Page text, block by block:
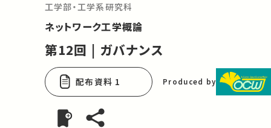
工学部・工学系研究科
ネットワーク工学概論
第12回 | ガバナンス
配布資料 1 Produced by